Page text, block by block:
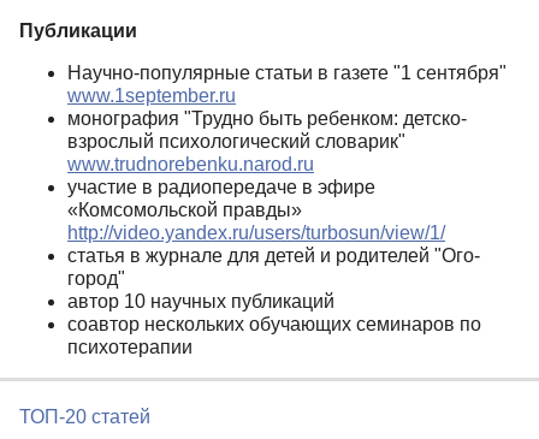
Публикации
Научно-популярные статьи в газете "1 сентября"
www.1september.ru
монография "Трудно быть ребенком: детско-
взрослый психологический словарик"
www.trudnorebenku.narod.ru
участие в радиопередаче в эфире
«Комсомольской правды»
http://video.yandex.ru/users/turbosun/view/1/
статья в журнале для детей и родителей "Ого-
город"
автор 10 научных публикаций
соавтор нескольких обучающих семинаров по
психотерапии
ТОП-20 статей